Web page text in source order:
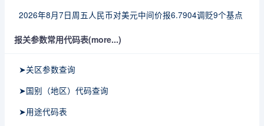
2026年8月7日周五人民币对美元中间价报6.7904调贬9个基点
报关参数常用代码表(more...)
➤关区参数查询
➤国别（地区）代码查询
➤用途代码表